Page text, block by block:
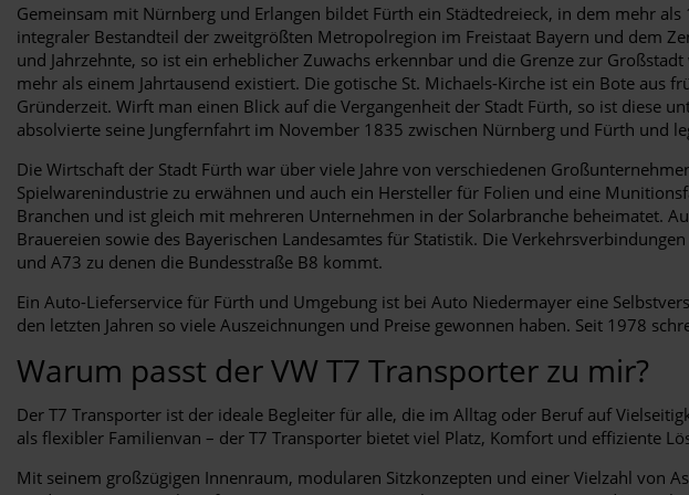
Gemeinsam mit Nürnberg und Erlangen bildet Fürth ein Städtedreieck, in dem mehr
integraler Bestandteil der zweitgrößten Metropolregion im Freistaat Bayern und dem
und Jahrzehnte, so ist ein erheblicher Zuwachs erkennbar und die Grenze zur
mehr als einem Jahrtausend existiert. Die gotische St. Michaels-Kirche ist ein Bote
Gründerzeit. Wirft man einen Blick auf die Vergangenheit der Stadt Fürth, so ist diese
absolvierte seine Jungfernfahrt im November 1835 zwischen Nürnberg und Fürth und
Die Wirtschaft der Stadt Fürth war über viele Jahre von verschiedenen
Spielwarenindustrie zu erwähnen und auch ein Hersteller für Folien und eine
Branchen und ist gleich mit mehreren Unternehmen in der Solarbranche beheimatet.
Brauereien sowie des Bayerischen Landesamtes für Statistik. Die
und A73 zu denen die Bundesstraße B8 kommt.
Ein Auto-Lieferservice für Fürth und Umgebung ist bei Auto Niedermayer eine
den letzten Jahren so viele Auszeichnungen und Preise gewonnen haben. Seit 1978
Warum passt der VW T7 Transporter zu mir?
Der T7 Transporter ist der ideale Begleiter für alle, die im Alltag oder Beruf auf
als flexibler Familienvan – der T7 Transporter bietet viel Platz, Komfort und effiziente
Mit seinem großzügigen Innenraum, modularen Sitzkonzepten und einer Vielzahl von